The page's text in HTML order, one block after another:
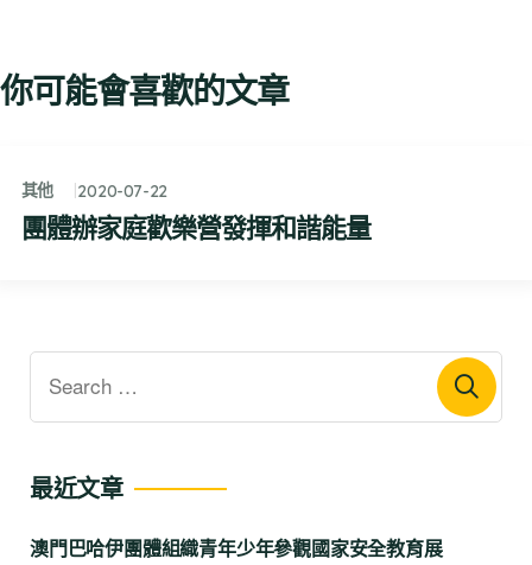
你可能會喜歡的文章
其他 2020-07-22
團體辦家庭歡樂營發揮和諧能量
最近文章
澳門巴哈伊團體組織青年少年參觀國家安全教育展